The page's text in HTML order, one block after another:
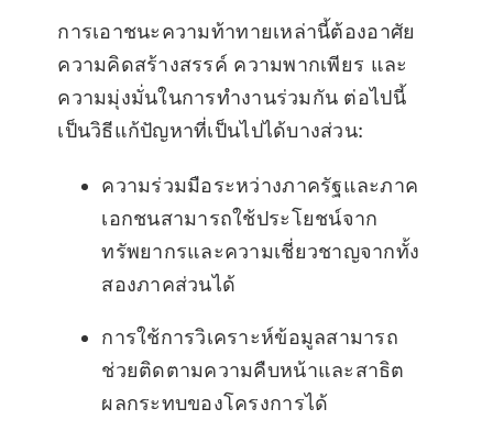
การเอาชนะความท้าทายเหล่านี้ต้องอาศัย
ความคิดสร้างสรรค์ ความพากเพียร และ
ความมุ่งมั่นในการทำงานร่วมกัน ต่อไปนี้
เป็นวิธีแก้ปัญหาที่เป็นไปได้บางส่วน:
ความร่วมมือระหว่างภาครัฐและภาค
เอกชนสามารถใช้ประโยชน์จาก
ทรัพยากรและความเชี่ยวชาญจากทั้ง
สองภาคส่วนได้
การใช้การวิเคราะห์ข้อมูลสามารถ
ช่วยติดตามความคืบหน้าและสาธิต
ผลกระทบของโครงการได้